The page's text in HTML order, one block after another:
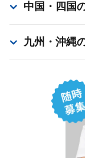
中国・四国
九州・沖縄